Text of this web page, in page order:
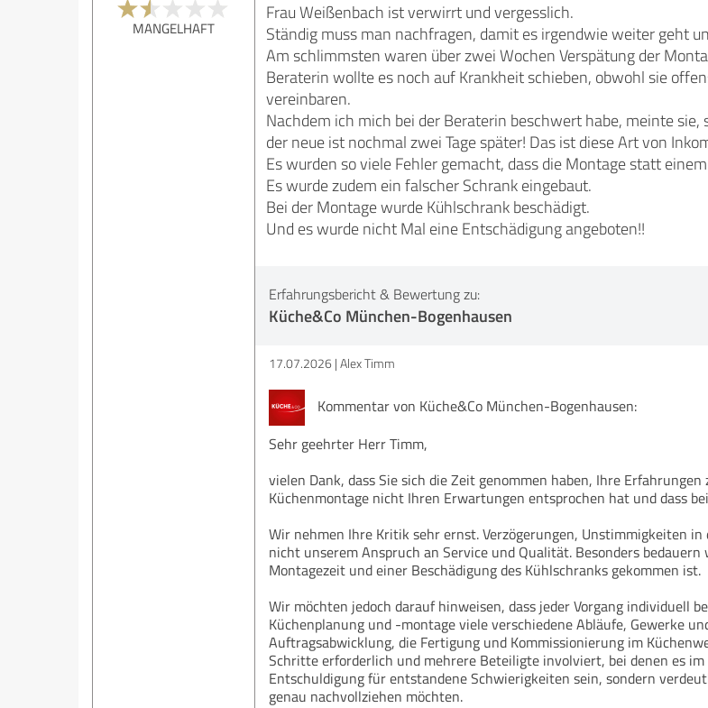
MANGELHAFT
Frau Weißenbach ist verwirrt und vergesslich.
Ständig muss man nachfragen, damit es irgendwie weiter geht
Am schlimmsten waren über zwei Wochen Verspätung der
Beraterin wollte es noch auf Krankheit schieben, obwohl sie
vereinbaren.
Nachdem ich mich bei der Beraterin beschwert habe, meinte
der neue ist nochmal zwei Tage später! Das ist diese Art von
Es wurden so viele Fehler gemacht, dass die Montage statt
Es wurde zudem ein falscher Schrank eingebaut.
Bei der Montage wurde Kühlschrank beschädigt.
Und es wurde nicht Mal eine Entschädigung angeboten!!
Erfahrungsbericht & Bewertung zu:
Küche&Co München-Bogenhausen
17.07.2026 Alex Timm
Kommentar von Küche&Co München-Bogenhausen:
Sehr geehrter Herr Timm,
vielen Dank, dass Sie sich die Zeit genommen haben, Ihre
Küchenmontage nicht Ihren Erwartungen entsprochen hat und dass
Wir nehmen Ihre Kritik sehr ernst. Verzögerungen, Unstimmigkeiten
nicht unserem Anspruch an Service und Qualität. Besonders
Montagezeit und einer Beschädigung des Kühlschranks gekommen ist.
Wir möchten jedoch darauf hinweisen, dass jeder Vorgang individuell
Küchenplanung und -montage viele verschiedene Abläufe, Gewerke
Auftragsabwicklung, die Fertigung und Kommissionierung im
Schritte erforderlich und mehrere Beteiligte involviert, bei denen es
Entschuldigung für entstandene Schwierigkeiten sein, sondern
genau nachvollziehen möchten.